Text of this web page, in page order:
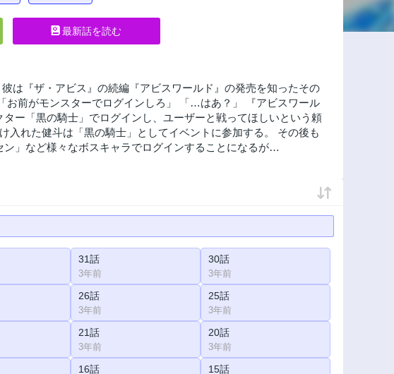
最新話を読む
は『ザ・アビス』の続編『アビスワールド』の発売を知ったその
お前がモンスターでログインしろ」 「…はあ？」 『アビスワール
ー「黒の騎士」でログインし、ユーザーと戦ってほしいという頼
れた健斗は「黒の騎士」としてイベントに参加する。 その後も
ン」など様々なボスキャラでログインすることになるが…
31話
3年前
30話
3年前
26話
3年前
25話
3年前
21話
3年前
20話
3年前
16話 15話